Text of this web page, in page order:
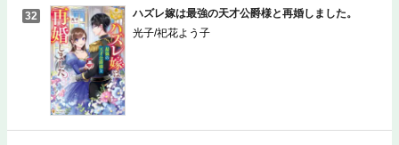
32
ハズレ嫁は最強の天才公爵様と再婚しました。
光子/祀花よう子